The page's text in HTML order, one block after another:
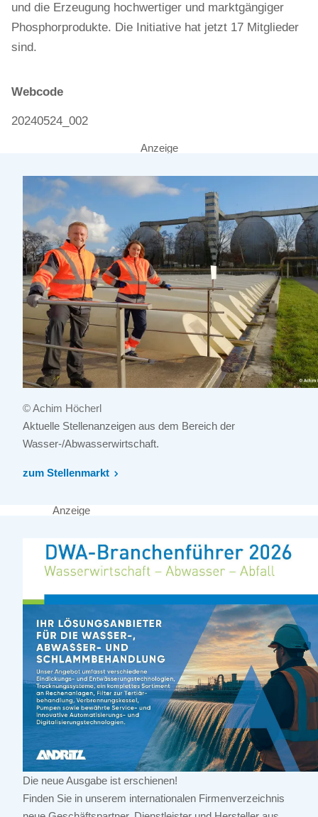
und die Erzeugung hochwertiger und marktgängiger
Phosphorprodukte. Die Initiative hat jetzt 17 Mitglieder
sind.
Webcode
20240524_002
Anzeige
© Achim Höcherl
Aktuelle Stellenanzeigen aus dem Bereich der
Wasser-/Abwasserwirtschaft.
zum Stellenmarkt
Anzeige
Die neue Ausgabe ist erschienen!
Finden Sie in unserem internationalen Firmenverzeichnis